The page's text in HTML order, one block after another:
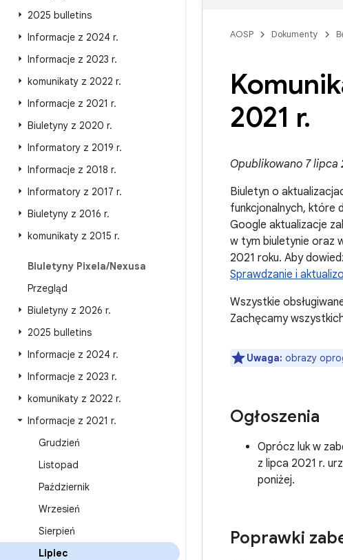
2025 bulletins
Informacje z 2024 r.
Informacje z 2023 r.
komunikaty z 2022 r.
Informacje z 2021 r.
Biuletyny z 2020 r.
Informatory z 2019 r.
Informacje z 2018 r.
Informatory z 2017 r.
Biuletyny z 2016 r.
komunikaty z 2015 r.
Biuletyny Pixela/Nexusa
Przegląd
Biuletyny z 2026 r.
2025 bulletins
Informacje z 2024 r.
Informacje z 2023 r.
komunikaty z 2022 r.
Informacje z 2021 r.
Grudzień
Listopad
Październik
Wrzesień
Sierpień
Lipiec
AOSP Dokumenty
2021 r.
Opublikowano 7 lipca
Biuletyn o
funkcjonalnych, które
Google aktualizacje
w tym biuletynie oraz
2021 roku. Aby
Sprawdzanie i
Wszystkie
Zachęcamy
Uwaga: obrazy
Ogłoszenia
Oprócz luk w
z lipca 2021 r.
poniżej.
Poprawki